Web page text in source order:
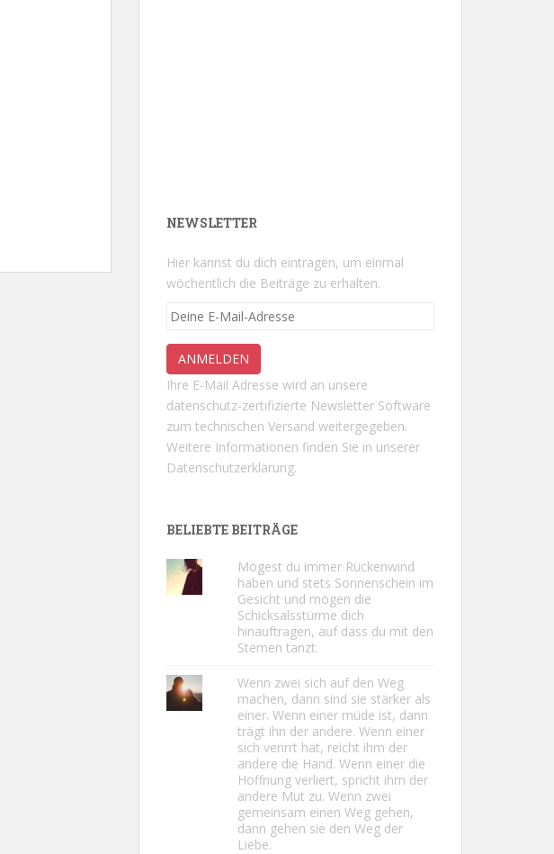
NEWSLETTER
Hier kannst du dich eintragen, um einmal
wöchentlich die Beiträge zu erhalten.
Ihre E-Mail Adresse wird an unsere
datenschutz-zertifizierte Newsletter Software
zum technischen Versand weitergegeben.
Weitere Informationen finden Sie in unserer
Datenschutzerklärung.
BELIEBTE BEITRÄGE
Mögest du immer Rückenwind
haben und stets Sonnenschein im
Gesicht und mögen die
Schicksalsstürme dich
hinauftragen, auf dass du mit den
Sternen tanzt.
Wenn zwei sich auf den Weg
machen, dann sind sie stärker als
einer. Wenn einer müde ist, dann
trägt ihn der andere. Wenn einer
sich verirrt hat, reicht ihm der
andere die Hand. Wenn einer die
Hoffnung verliert, spricht ihm der
andere Mut zu. Wenn zwei
gemeinsam einen Weg gehen,
dann gehen sie den Weg der
Liebe.